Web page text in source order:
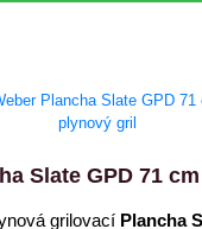
Slate GPD 71
grilovací Plancha